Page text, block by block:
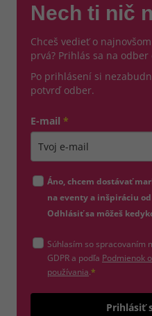
Nech ti nič
Chceš vedieť o
prvá? Prihlás sa na
Po prihlásení si
potvrď odber.
E-mail *
Áno, chcem dostávať
na eventy a inšpiráciu
Odhlásiť sa môžeš
Súhlasím so spracovaním
GDPR a podľa Podmienok
používania(otvorí sa v
.*
Prihlásiť